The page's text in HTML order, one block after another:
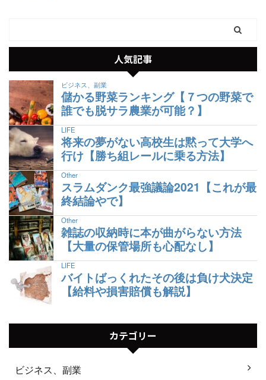
人気記事
ビジネス、副業
儲かる野菜ランキング【７つの野菜で
誰でも脱サラ農業が可能？】
LIFE
将来の夢がない高校生は黙って大学へ
行け【勝ち組レールに乗る方法】
Other
スラムダンク最強議論2021【これが最
終結論やで】
Other
雑誌の収納時に本が曲がらない方法
【大量の保管場所も心配なし】
LIFE
バイトばっくれたその後は負け犬決定
【給料や損害賠償も解説】
カテゴリー
ビジネス、副業